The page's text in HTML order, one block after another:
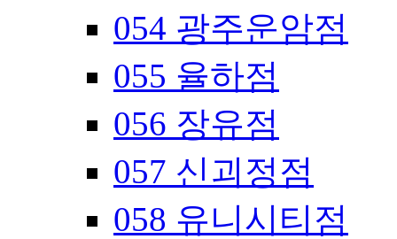
054 광주운암점
055 율하점
056 장유점
057 신괴정점
058 유니시티점